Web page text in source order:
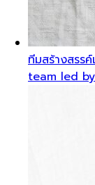
ทีมสร้างสรร
team led